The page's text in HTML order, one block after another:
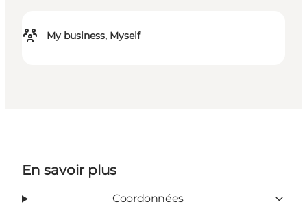
My business, Myself
En savoir plus
Coordonnées